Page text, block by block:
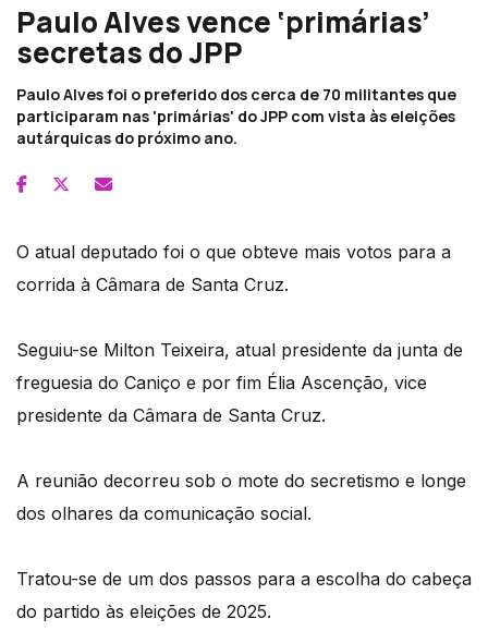
Paulo Alves vence ‘primárias’
secretas do JPP
Paulo Alves foi o preferido dos cerca de 70 militantes que
participaram nas 'primárias' do JPP com vista às eleições
autárquicas do próximo ano.
O atual deputado foi o que obteve mais votos para a
corrida à Câmara de Santa Cruz.
Seguiu-se Milton Teixeira, atual presidente da junta de
freguesia do Caniço e por fim Élia Ascenção, vice
presidente da Câmara de Santa Cruz.
A reunião decorreu sob o mote do secretismo e longe
dos olhares da comunicação social.
Tratou-se de um dos passos para a escolha do cabeça
do partido às eleições de 2025.